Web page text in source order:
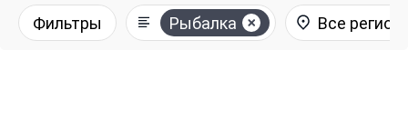
Фильтры Рыбалка Все